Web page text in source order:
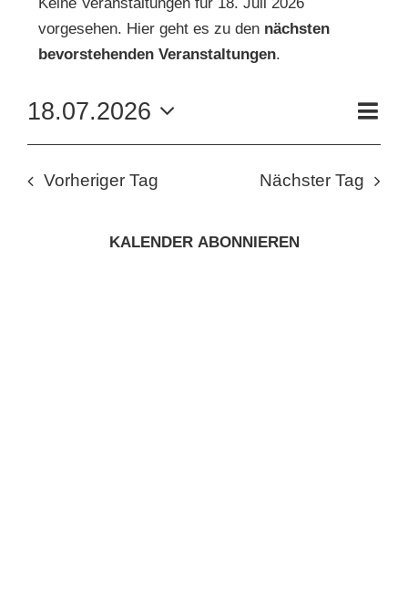
KUNSTSCHULE
KRONBERGER MALERKOLONIE
NACH:
FÜR
JULI
2026
Hinweis
vorgesehen. Hier geht es zu den nächsten
bevorstehenden Veranstaltungen.
Tag
18.07.2026
Datum
Vorheriger Tag Nächster Tag
KALENDER ABONNIEREN